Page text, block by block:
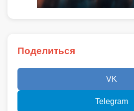
Поделиться
VK
Telegram